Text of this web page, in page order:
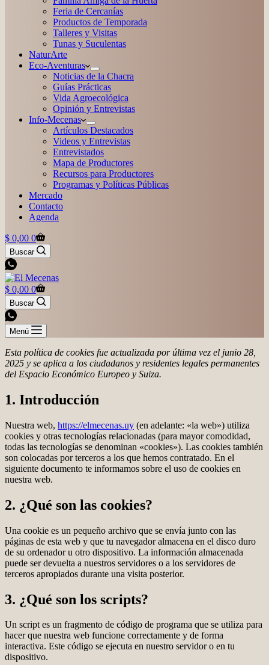
Feria de Cercanías
Productos de Temporada
Talleres y Visitas
Tunas y Suculentas
NaturArte
Eco-Aventuras
Noticias de la Chacra
Guías Prácticas
Vida Agroecológica
Opinión y Entrevistas
Info-Mecenas
Artículos Destacados
Videos y Entrevistas
Entrevistados
Mapa de Productores
Recursos para Productores
Programas y Políticas Públicas
Mercado
Contacto
Agenda
Carro
de
compra
$ 0,00 0
Buscar
Carro
de
compra
$ 0,00 0
Buscar
Menú
Esta política de cookies fue actualizada por última vez el junio 28,
2025 y se aplica a los ciudadanos y residentes legales permanentes
del Espacio Económico Europeo y Suiza.
1. Introducción
Nuestra web, https://elmecenas.uy (en adelante: «la web») utiliza
cookies y otras tecnologías relacionadas (para mayor comodidad,
todas las tecnologías se denominan «cookies»). Las cookies también
son colocadas por terceros a los que hemos contratado. En el
siguiente documento te informamos sobre el uso de cookies en
nuestra web.
2. ¿Qué son las cookies?
Una cookie es un pequeño archivo que se envía junto con las
páginas de esta web y que tu navegador almacena en el disco duro
de su ordenador u otro dispositivo. La información almacenada
puede ser devuelta a nuestros servidores o a los servidores de
terceros apropiados durante una visita posterior.
3. ¿Qué son los scripts?
Un script es un fragmento de código de programa que se utiliza para
hacer que nuestra web funcione correctamente y de forma
interactiva. Este código se ejecuta en nuestro servidor o en tu
dispositivo.